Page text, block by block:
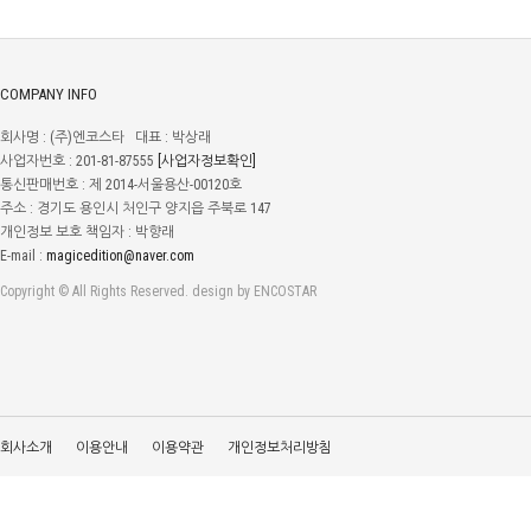
COMPANY INFO
회사명 : (주)엔코스타 대표 : 박상래
사업자번호 : 201-81-87555 [사업자정보확인]
통신판매번호 : 제 2014-서울용산-00120호
주소 : 경기도 용인시 처인구 양지읍 주북로 147
개인정보 보호 책임자 : 박향래
E-mail : magicedition@naver.com
Copyright © All Rights Reserved. design by ENCOSTAR
회사소개 이용안내 이용약관 개인정보처리방침